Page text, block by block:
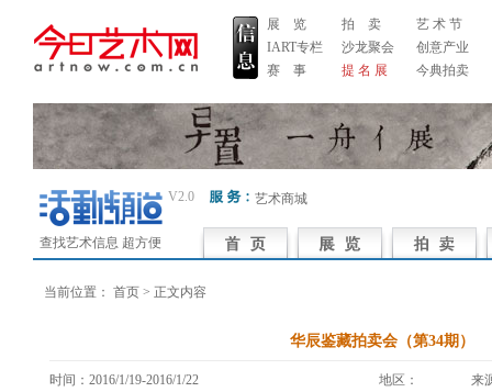
展 览
IART专栏
赛 事
拍 卖
沙龙聚会
提 名 展
艺 术 节
创意产业
今典拍卖
查找艺术信息 超方便
V2.0 艺术商城
当前位置： 首页 > 正文内容
华辰鉴藏拍卖会（第34期）
时间：2016/1/19-2016/1/22
地区： 来